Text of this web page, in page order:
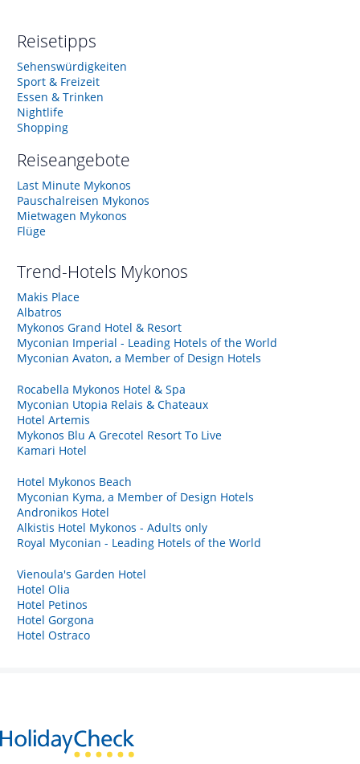
Reisetipps
Sehenswürdigkeiten
Sport & Freizeit
Essen & Trinken
Nightlife
Shopping
Reiseangebote
Last Minute Mykonos
Pauschalreisen Mykonos
Mietwagen Mykonos
Flüge
Trend-Hotels Mykonos
Makis Place
Albatros
Mykonos Grand Hotel & Resort
Myconian Imperial - Leading Hotels of the World
Myconian Avaton, a Member of Design Hotels
Rocabella Mykonos Hotel & Spa
Myconian Utopia Relais & Chateaux
Hotel Artemis
Mykonos Blu A Grecotel Resort To Live
Kamari Hotel
Hotel Mykonos Beach
Myconian Kyma, a Member of Design Hotels
Andronikos Hotel
Alkistis Hotel Mykonos - Adults only
Royal Myconian - Leading Hotels of the World
Vienoula's Garden Hotel
Hotel Olia
Hotel Petinos
Hotel Gorgona
Hotel Ostraco